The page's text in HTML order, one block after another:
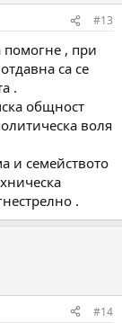
#13
, при
са се
.
общност
воля
и семейството
.
#14